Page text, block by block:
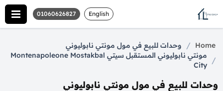
English
01060626827
Home
/ وحدات للبيع في مول مونتي نابوليوني
/
مونتي نابوليوني المستقبل سيتي Montenapoleone Mostakbal
City
وحدات للبيع في مول مونتي نابوليوني